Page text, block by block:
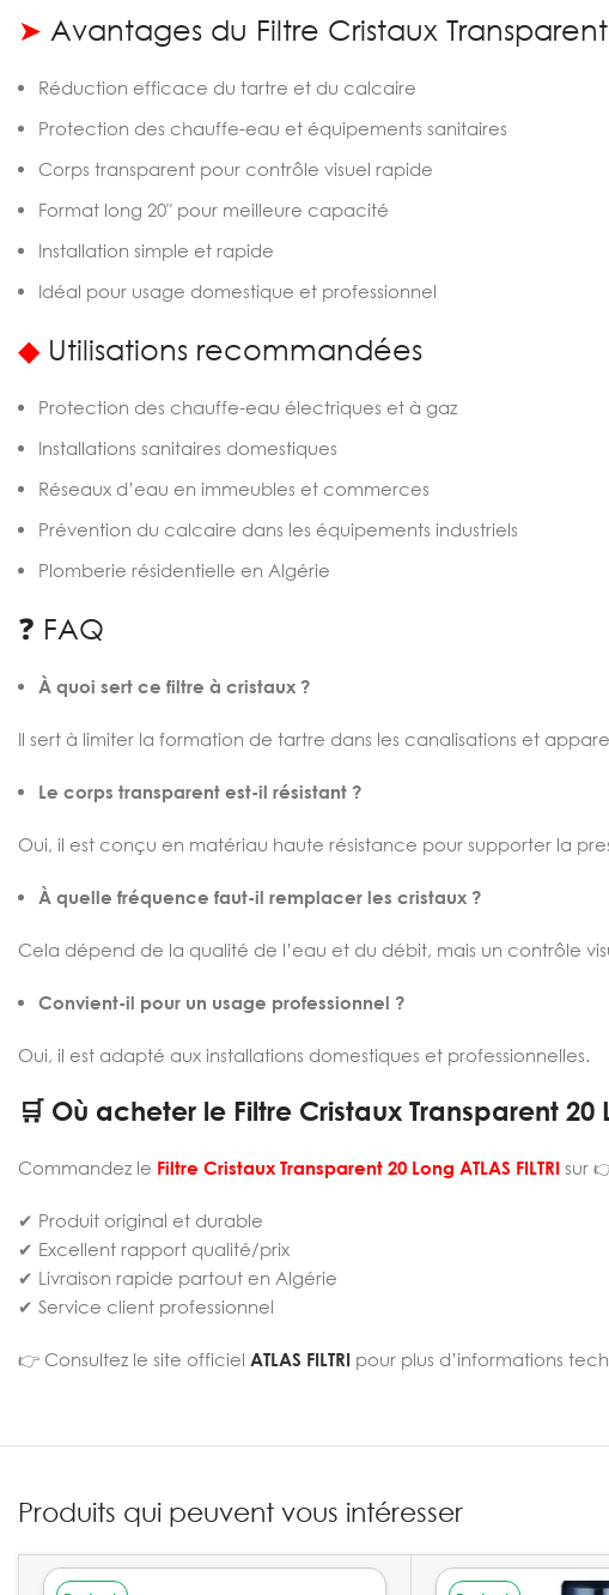
➤ Avantages du Filtre Cristaux
Réduction efficace du tartre et du calcaire
Protection des chauffe-eau et équipements sanitaires
Corps transparent pour contrôle visuel rapide
Format long 20″ pour meilleure capacité
Installation simple et rapide
Idéal pour usage domestique et professionnel
◆Utilisations recommandées
Protection des chauffe-eau électriques et à gaz
Installations sanitaires domestiques
Réseaux d’eau en immeubles et commerces
Prévention du calcaire dans les équipements industriels
Plomberie résidentielle en Algérie
❓ FAQ
À quoi sert ce filtre à cristaux ?
Il sert à limiter la formation de tartre dans les canalisations et
Le corps transparent est-il résistant ?
Oui, il est conçu en matériau haute résistance pour supporter la
À quelle fréquence faut-il remplacer les cristaux ?
Cela dépend de la qualité de l’eau et du débit, mais un contrôle
Convient-il pour un usage professionnel ?
Oui, il est adapté aux installations domestiques et professionnelles.
🛒 Où acheter le Filtre Cristaux Transparent 20
Commandez le Filtre Cristaux Transparent 20 Long ATLAS FILTRI sur
✔ Produit original et durable
✔ Excellent rapport qualité/prix
✔ Livraison rapide partout en Algérie
✔ Service client professionnel
👉 Consultez le site officiel ATLAS FILTRI pour plus d’informations
Produits qui peuvent vous intéresser